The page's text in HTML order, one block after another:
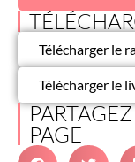
Télécharger le
Télécharger le
PAGE